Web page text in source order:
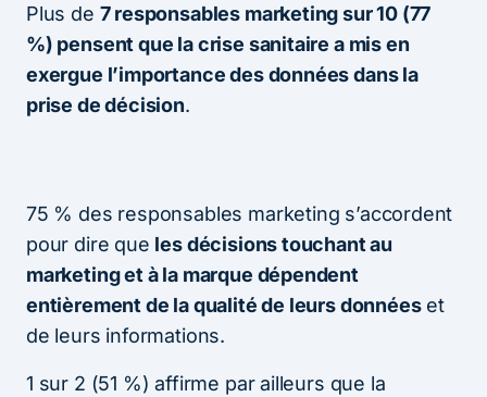
Plus de 7 responsables marketing sur 10 (77
%) pensent que la crise sanitaire a mis en
exergue l’importance des données dans la
prise de décision.
75 % des responsables marketing s’accordent
pour dire que les décisions touchant au
marketing et à la marque dépendent
entièrement de la qualité de leurs donnéeset
de leurs informations.
1 sur 2 (51 %) affirme par ailleurs que la